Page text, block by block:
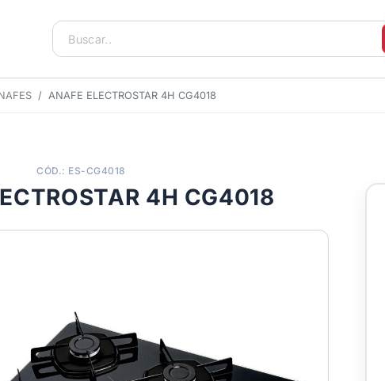
ANAFE ELECTROSTAR 4H CG4018
CÓD.: ES-CG4018
4H CG4018